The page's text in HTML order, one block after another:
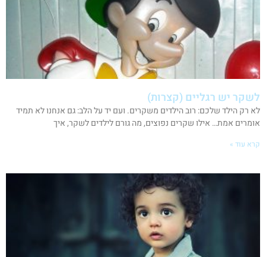
לשקר יש רגליים (קצרות)
לא רק הילד שלכם: רוב הילדים משקרים. ועם יד על הלב: גם אנחנו לא תמיד
אומרים אמת… אילו שקרים נפוצים, מה גורם לילדים לשקר, איך
קרא עוד »